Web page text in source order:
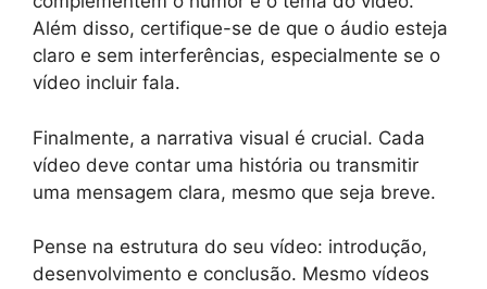
Além disso, certifique-se de que o áudio esteja
claro e sem interferências, especialmente se o
vídeo incluir fala.
Finalmente, a narrativa visual é crucial. Cada
vídeo deve contar uma história ou transmitir
uma mensagem clara, mesmo que seja breve.
Pense na estrutura do seu vídeo: introdução,
desenvolvimento e conclusão. Mesmo vídeos